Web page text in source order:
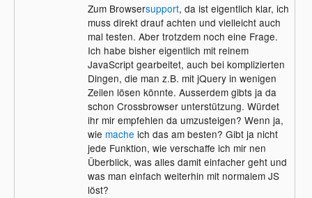
Zum Browsersupport, da ist eigentlich klar, ich
muss direkt drauf achten und vielleicht auch
mal testen. Aber trotzdem noch eine Frage.
Ich habe bisher eigentlich mit reinem
JavaScript gearbeitet, auch bei komplizierten
Dingen, die man z.B. mit jQuery in wenigen
Zeilen lösen könnte. Ausserdem gibts ja da
schon Crossbrowser unterstützung. Würdet
ihr mir empfehlen da umzusteigen? Wenn ja,
wie mache ich das am besten? Gibt ja nicht
jede Funktion, wie verschaffe ich mir nen
Überblick, was alles damit einfacher geht und
was man einfach weiterhin mit normalem JS
löst?